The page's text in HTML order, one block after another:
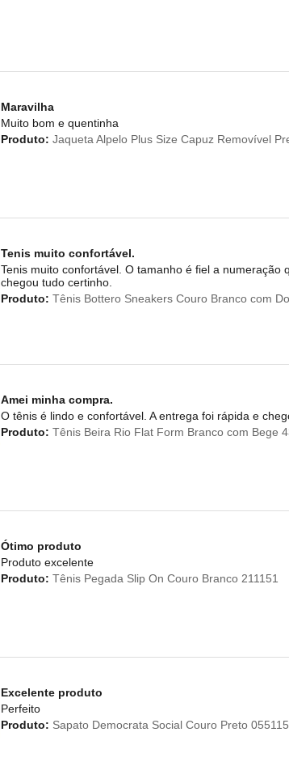
Maravilha
Muito bom e quentinha
Produto: Jaqueta Alpelo Plus Size Capuz Removível
Tenis muito confortável.
Tenis muito confortável. O tamanho é fiel a numeração
chegou tudo certinho.
Produto: Tênis Bottero Sneakers Couro Branco com
Amei minha compra.
O tênis é lindo e confortável. A entrega foi rápida e
Produto: Tênis Beira Rio Flat Form Branco com Bege
Ótimo produto
Produto excelente
Produto: Tênis Pegada Slip On Couro Branco 211151
Excelente produto
Perfeito
Produto: Sapato Democrata Social Couro Preto 055115